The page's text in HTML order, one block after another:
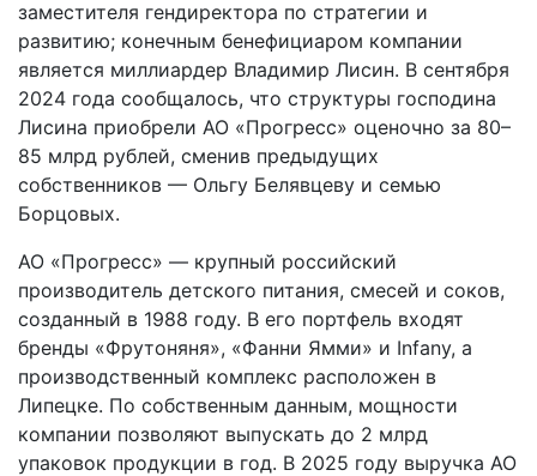
заместителя гендиректора по стратегии и
развитию; конечным бенефициаром компании
является миллиардер Владимир Лисин. В сентября
2024 года сообщалось, что структуры господина
Лисина приобрели АО «Прогресс» оценочно за 80–
85 млрд рублей, сменив предыдущих
собственников — Ольгу Белявцеву и семью
Борцовых.
АО «Прогресс» — крупный российский
производитель детского питания, смесей и соков,
созданный в 1988 году. В его портфель входят
бренды «Фрутоняня», «Фанни Ямми» и Infany, а
производственный комплекс расположен в
Липецке. По собственным данным, мощности
компании позволяют выпускать до 2 млрд
упаковок продукции в год. В 2025 году выручка АО